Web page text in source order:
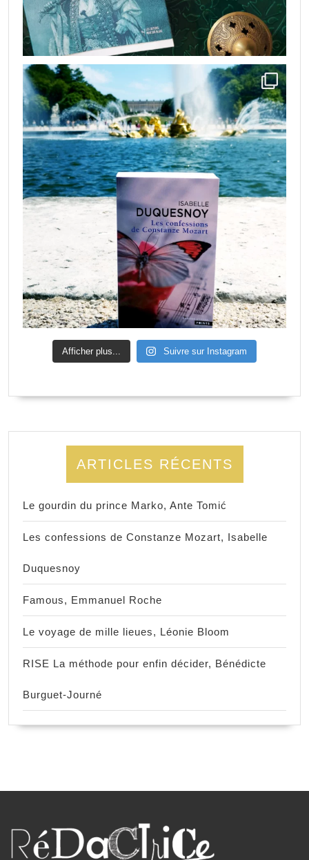
Afficher plus... Suivre sur Instagram
ARTICLES RÉCENTS
Le gourdin du prince Marko, Ante Tomić
Les confessions de Constanze Mozart, Isabelle
Duquesnoy
Famous, Emmanuel Roche
Le voyage de mille lieues, Léonie Bloom
RISE La méthode pour enfin décider, Bénédicte
Burguet-Journé